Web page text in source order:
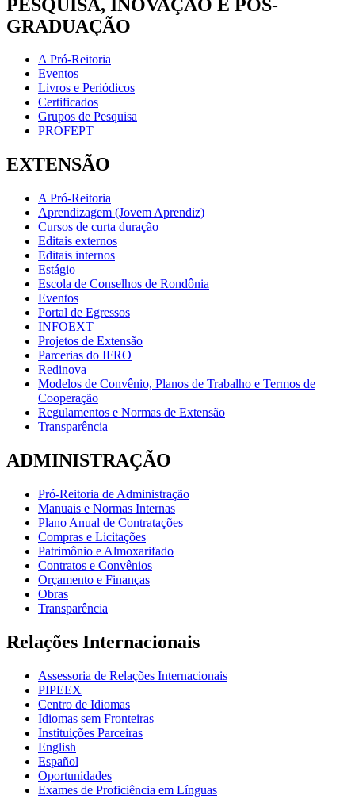
PESQUISA, INOVAÇÃO E PÓS-
GRADUAÇÃO
A Pró-Reitoria
Eventos
Livros e Periódicos
Certificados
Grupos de Pesquisa
PROFEPT
EXTENSÃO
A Pró-Reitoria
Aprendizagem (Jovem Aprendiz)
Cursos de curta duração
Editais externos
Editais internos
Estágio
Escola de Conselhos de Rondônia
Eventos
Portal de Egressos
INFOEXT
Projetos de Extensão
Parcerias do IFRO
Redinova
Modelos de Convênio, Planos de Trabalho e Termos de
Cooperação
Regulamentos e Normas de Extensão
Transparência
ADMINISTRAÇÃO
Pró-Reitoria de Administração
Manuais e Normas Internas
Plano Anual de Contratações
Compras e Licitações
Patrimônio e Almoxarifado
Contratos e Convênios
Orçamento e Finanças
Obras
Transparência
Relações Internacionais
Assessoria de Relações Internacionais
PIPEEX
Centro de Idiomas
Idiomas sem Fronteiras
Instituições Parceiras
English
Español
Oportunidades
Exames de Proficiência em Línguas